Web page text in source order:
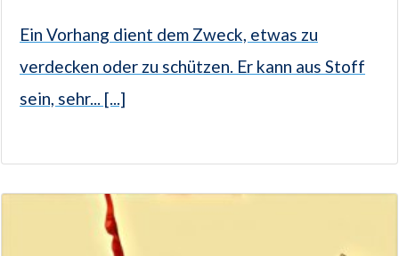
Ein Vorhang dient dem Zweck, etwas zu
verdecken oder zu schützen. Er kann aus Stoff
sein, sehr... [...]